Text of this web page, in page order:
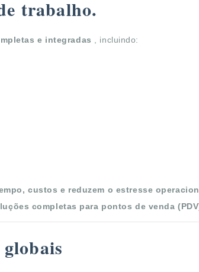
trabalho.
e integradas
, incluindo:
custos e reduzem o estresse
completas para pontos de venda